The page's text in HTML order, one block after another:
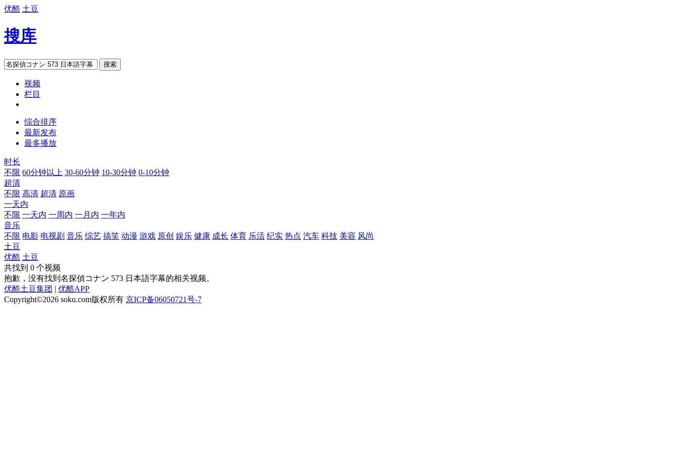
优酷 土豆
搜库
搜索
视频
栏目
综合排序
最新发布
最多播放
时长
不限 60分钟以上 30-60分钟 10-30分钟 0-10分钟
超清
不限 高清 超清 原画
一天内
不限 一天内 一周内 一月内 一年内
音乐
不限 电影 电视剧 音乐 综艺 搞笑 动漫 游戏 原创 娱乐 健康 成长 体育 乐活 纪实 热点 汽车 科技 美容 风尚
土豆
优酷 土豆
共找到 0 个视频
抱歉，没有找到 名探偵コナン 573 日本語字幕的相关视频。
优酷土豆集团 | 优酷APP
Copyright©2026 soku.com版权所有 京ICP备06050721号-7